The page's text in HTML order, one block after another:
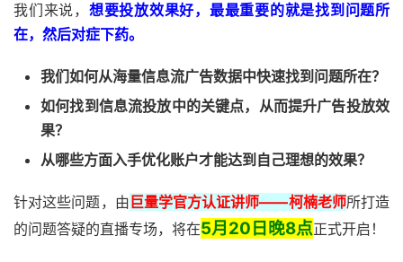
我们来说， 想要投放效果好，最最重要的就是找到问题所
在，然后对症下药。
我们如何从海量信息流广告数据中快速找到问题所在？
如何找到信息流投放中的关键点，从而提升广告投放效
果？
从哪些方面入手优化账户才能达到自己理想的效果？
针对这些问题，由 巨量学官方认证讲师——柯楠老师所打造
的问题答疑的直播专场，将在5月20日晚8点正式开启！